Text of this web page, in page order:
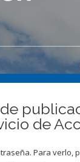
de
Para verlo,